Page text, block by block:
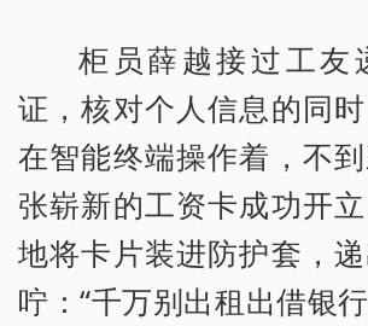
柜员薛越接过工友
证，核对个人信息的同
在智能终端操作着，不
张崭新的工资卡成功开
地将卡片装进防护套，
咛：“千万别出租出借银